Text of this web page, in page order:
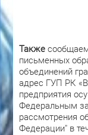
Также
письменных
объединений
адрес ГУП РК
предприятия
Федеральным
рассмотрения
Федерации" в